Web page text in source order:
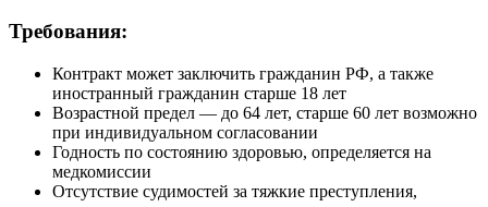
Требования:
Контракт может заключить гражданин РФ, а также
иностранный гражданин старше 18 лет
Возрастной предел — до 64 лет, старше 60 лет возможно
при индивидуальном согласовании
Годность по состоянию здоровью, определяется на
медкомиссии
Отсутствие судимостей за тяжкие преступления,